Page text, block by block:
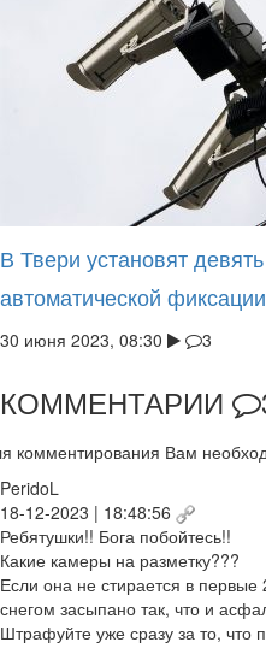
В Твери установят
автоматической
30 июня 2023, 08:30 3
КОММЕНТАРИИ
комментирования Вам
PeridoL
18-12-2023 | 18:48:56
Ребятушки!! Бога побойтесь!!
Какие камеры на разметку???
Если она не стирается в первые
снегом засыпано так, что и
Штрафуйте уже сразу за то, что